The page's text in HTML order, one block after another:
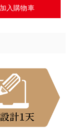
加入購物車